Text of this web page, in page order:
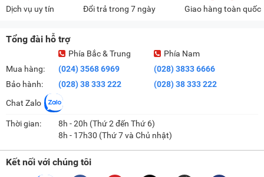
Dịch vụ uy tín Đổi trả trong 7 ngày Giao hàng toàn quốc
Tổng đài hỗ trợ
Mua hàng:
Bảo hành:
Phía Bắc & Trung
(024) 3568 6969
(028) 38 333 222
Phía Nam
(028) 3833 6666
(028) 38 333 222
Chat Zalo
Thời gian:
8h - 20h (Thứ 2 đến Thứ 6)
8h - 17h30 (Thứ 7 và Chủ nhật)
Kết nối với chúng tôi